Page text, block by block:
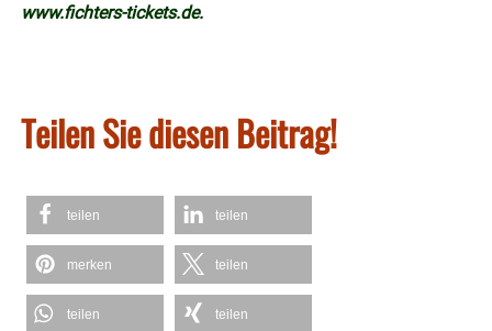
www.fichters-tickets.de.
Teilen Sie diesen Beitrag!
teilen teilen
merken teilen
teilen teilen